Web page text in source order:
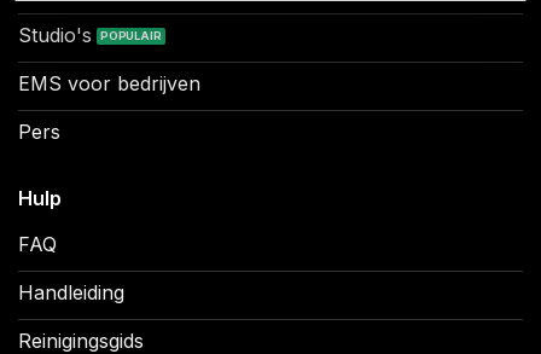
Studio's
EMS voor bedrijven
Pers
Hulp
FAQ
Handleiding
Reinigingsgids